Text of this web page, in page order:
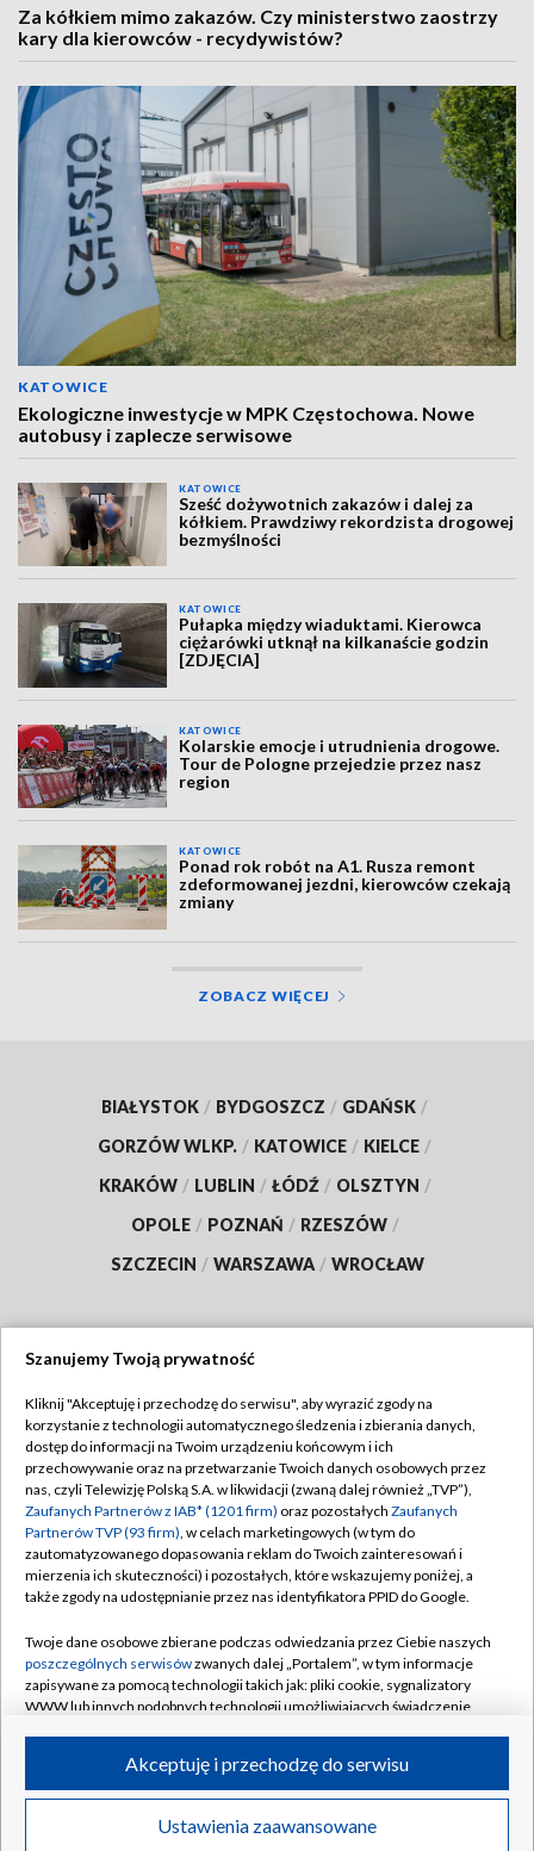
Za kółkiem mimo zakazów. Czy ministerstwo zaostrzy
kary dla kierowców - recydywistów?
KATOWICE
Ekologiczne inwestycje w MPK Częstochowa. Nowe
autobusy i zaplecze serwisowe
KATOWICE
Sześć dożywotnich zakazów i dalej za
kółkiem. Prawdziwy rekordzista drogowej
bezmyślności
KATOWICE
Pułapka między wiaduktami. Kierowca
ciężarówki utknął na kilkanaście godzin
[ZDJĘCIA]
KATOWICE
Kolarskie emocje i utrudnienia drogowe.
Tour de Pologne przejedzie przez nasz
region
KATOWICE
Ponad rok robót na A1. Rusza remont
zdeformowanej jezdni, kierowców czekają
zmiany
ZOBACZ WIĘCEJ
BIAŁYSTOK / BYDGOSZCZ / GDAŃSK /
GORZÓW WLKP. / KATOWICE / KIELCE /
KRAKÓW / LUBLIN / ŁÓDŹ / OLSZTYN /
OPOLE / POZNAŃ / RZESZÓW /
SZCZECIN / WARSZAWA / WROCŁAW
TVP
Abonament TVP
Emisja w TVP
Centrum informacji TVP
Naziemna Telewizja Cyfrowa
Rada Programowa
System NOS
Informacje o nadawcy
Program dla prasy
Regulamin TVP
Polityka prywatności
Moje zgody
Pomoc
Kontakt
Kanały
©2026 Telewizja Polska S.A. w likwidacji
Szanujemy Twoją prywatność
Kliknij "Akceptuję i przechodzę do serwisu", aby wyrazić zgody na
korzystanie z technologii automatycznego śledzenia i zbierania danych,
dostęp do informacji na Twoim urządzeniu końcowym i ich
przechowywanie oraz na przetwarzanie Twoich danych osobowych przez
nas, czyli Telewizję Polską S.A. w likwidacji (zwaną dalej również „TVP”),
Zaufanych Partnerów z IAB* (1201 firm) oraz pozostałych Zaufanych
Partnerów TVP (93 firm), w celach marketingowych (w tym do
zautomatyzowanego dopasowania reklam do Twoich zainteresowań i
mierzenia ich skuteczności) i pozostałych, które wskazujemy poniżej, a
także zgody na udostępnianie przez nas identyfikatora PPID do Google.
Twoje dane osobowe zbierane podczas odwiedzania przez Ciebie naszych
poszczególnych serwisówzwanych dalej „Portalem”, w tym informacje
zapisywane za pomocą technologii takich jak: pliki cookie, sygnalizatory
WWW lub innych podobnych technologii umożliwiających świadczenie
ruchu w Internecie.
Twoje dane osobowe zbierane podczas odwiedzania przez Ciebie
poszczególnych serwisówna Portalu, takie jak adresy IP, identyfikatory
Ustawienia zaawansowane
Akceptuję i przechodzę do serwisu